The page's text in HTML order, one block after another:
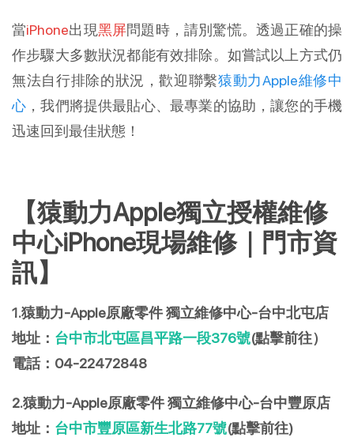
當iPhone出現黑屏問題時，請別驚慌。透過正確的操
作步驟大多數狀況都能有效排除。如嘗試以上方式仍
無法自行排除的狀況，歡迎聯繫猿動力Apple維修中
心 ，我們將提供最貼心、最專業的協助，讓您的手機
迅速回到最佳狀態！
【猿動力Apple獨立授權維修
中心iPhone現場維修｜門市資
訊】
1.猿動力-Apple原廠零件 獨立維修中心-台中北屯店
地址： 台中市北屯區昌平路一段376號(點擊前往）
電話：04-22472848
2.猿動力-Apple原廠零件 獨立維修中心-台中豐原店
地址： 台中市豐原區新生北路77號(點擊前往)